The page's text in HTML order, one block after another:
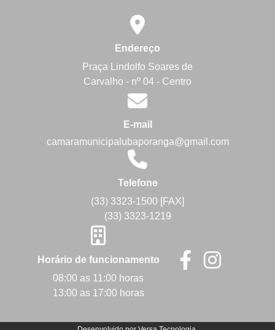
Endereço
Praça Lindolfo Soares de
Carvalho - nº 04 - Centro
E-mail
camaramunicipalubaporanga@gmail.com
Telefone
(33) 3323-1500 [FAX]
(33) 3323-1219
Horário de funcionamento
08:00 as 11:00 horas
13:00 as 17:00 horas